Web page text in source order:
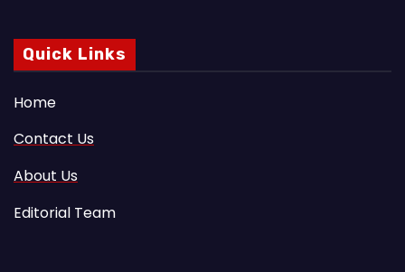
Quick Links
Home
Contact Us
About Us
Editorial Team